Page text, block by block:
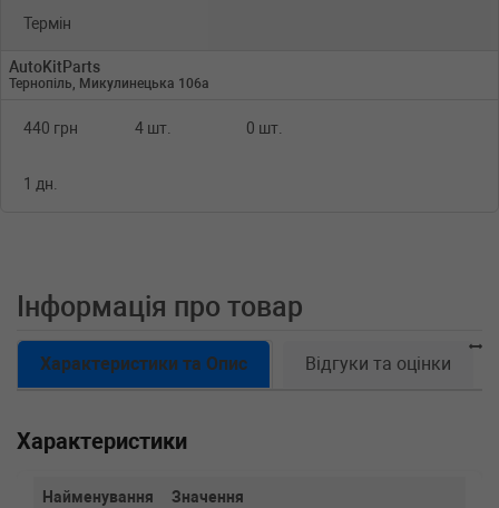
Термін
AutoKitParts
Тернопіль, Микулинецька 106а
440 грн 4 шт. 0 шт.
1 дн.
Інформація про товар
Характеристики та Опис Відгуки та оцінки
Характеристики
Найменування Значення